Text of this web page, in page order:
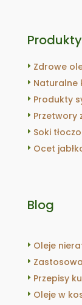
Produkty
Zdrowe
Naturalne
Produkty
Przetwory
Soki
Ocet
Blog
Oleje
Przepisy
Oleje w